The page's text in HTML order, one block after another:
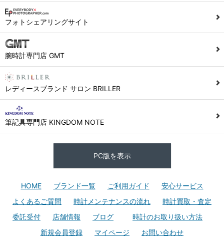
フォトシェアリングサイト
腕時計専門店 GMT
レディースブランド サロン BRILLER
筆記具専門店 KINGDOM NOTE
PC版を表示
HOME ブランド一覧 ご利用ガイド
安心サービス
よくあるご質問
時計メンテナンスの流れ
時計買取・査定
委託受付
店舗情報 ブログ
時計のお取り扱い方法
新規会員登録
マイページ お問い合わせ